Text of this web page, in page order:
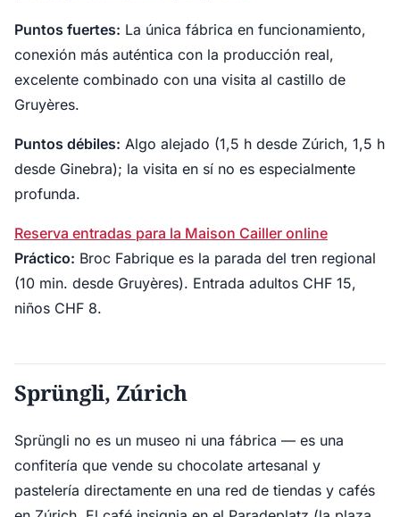
Puntos fuertes: La única fábrica en funcionamiento,
conexión más auténtica con la producción real,
excelente combinado con una visita al castillo de
Gruyères.
Puntos débiles: Algo alejado (1,5 h desde Zúrich, 1,5 h
desde Ginebra); la visita en sí no es especialmente
profunda.
Reserva entradas para la Maison Cailler online
Práctico: Broc Fabrique es la parada del tren regional
(10 min. desde Gruyères). Entrada adultos CHF 15,
niños CHF 8.
Sprüngli, Zúrich
Sprüngli no es un museo ni una fábrica — es una
confitería que vende su chocolate artesanal y
pastelería directamente en una red de tiendas y cafés